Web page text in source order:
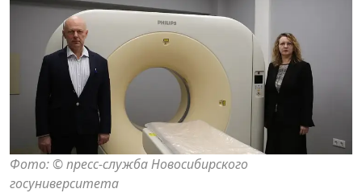
Фото: © пресс-служба Новосибирского
госуниверситета